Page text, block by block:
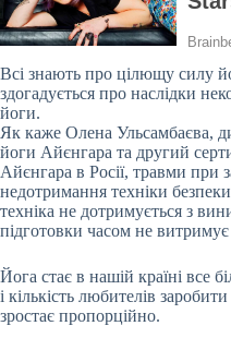
Всі знають про цілющу силу
здогадується про наслідки
йоги.
Як каже Олена Ульсамбаєва,
йоги Айєнгара та другий
Айєнгара в Росії, травми при
недотримання техніки
техніка не дотримується з
підготовки часом не
Йога стає в нашій країні все
і кількість любителів
зростає пропорційно.